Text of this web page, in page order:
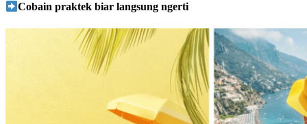
Cobain praktek biar langsung ngerti